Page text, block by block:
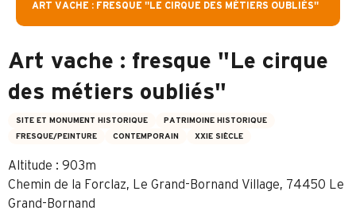
ART VACHE : FRESQUE "LE CIRQUE DES MÉTIERS OUBLIÉS"
Art vache : fresque "Le cirque
des métiers oubliés"
SITE ET MONUMENT HISTORIQUE
PATRIMOINE HISTORIQUE
FRESQUE/PEINTURE
CONTEMPORAIN XXIE SIÈCLE
Altitude : 903m
Chemin de la Forclaz, Le Grand-Bornand Village, 74450 Le
Grand-Bornand